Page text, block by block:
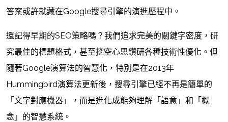
答案或許就藏在Google搜尋引擎的演進歷程中。
還記得早期的SEO策略嗎？我們追求完美的關鍵字密度，研
究最佳的標題格式，甚至挖空心思鑽研各種技術性優化。但
隨著Google演算法的智慧化，特別是在2013年
Hummingbird演算法更新後，搜尋引擎已經不再是簡單的
「文字對應機器」，而是進化成能夠理解「語意」和「概
念」的智慧系統。